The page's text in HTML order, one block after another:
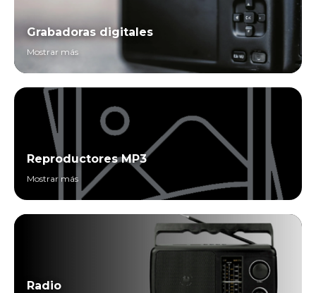
Grabadoras digitales
Mostrar más
Reproductores MP3
Mostrar más
Radio